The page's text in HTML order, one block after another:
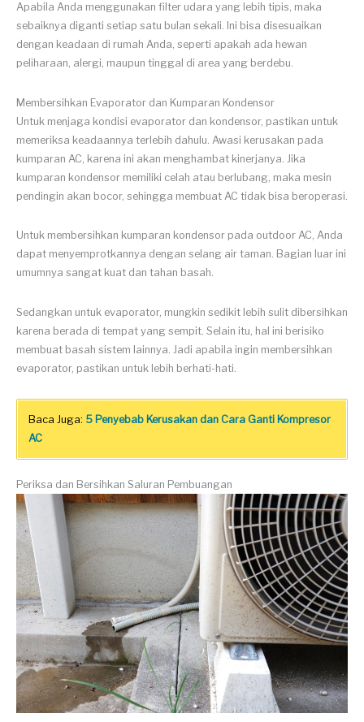
Apabila Anda menggunakan filter udara yang lebih tipis, maka
sebaiknya diganti setiap satu bulan sekali. Ini bisa disesuaikan
dengan keadaan di rumah Anda, seperti apakah ada hewan
peliharaan, alergi, maupun tinggal di area yang berdebu.
Membersihkan Evaporator dan Kumparan Kondensor
Untuk menjaga kondisi evaporator dan kondensor, pastikan untuk
memeriksa keadaannya terlebih dahulu. Awasi kerusakan pada
kumparan AC, karena ini akan menghambat kinerjanya. Jika
kumparan kondensor memiliki celah atau berlubang, maka mesin
pendingin akan bocor, sehingga membuat AC tidak bisa beroperasi.
Untuk membersihkan kumparan kondensor pada outdoor AC, Anda
dapat menyemprotkannya dengan selang air taman. Bagian luar ini
umumnya sangat kuat dan tahan basah.
Sedangkan untuk evaporator, mungkin sedikit lebih sulit dibersihkan
karena berada di tempat yang sempit. Selain itu, hal ini berisiko
membuat basah sistem lainnya. Jadi apabila ingin membersihkan
evaporator, pastikan untuk lebih berhati-hati.
Baca Juga: 5 Penyebab Kerusakan dan Cara Ganti Kompresor
AC
Periksa dan Bersihkan Saluran Pembuangan